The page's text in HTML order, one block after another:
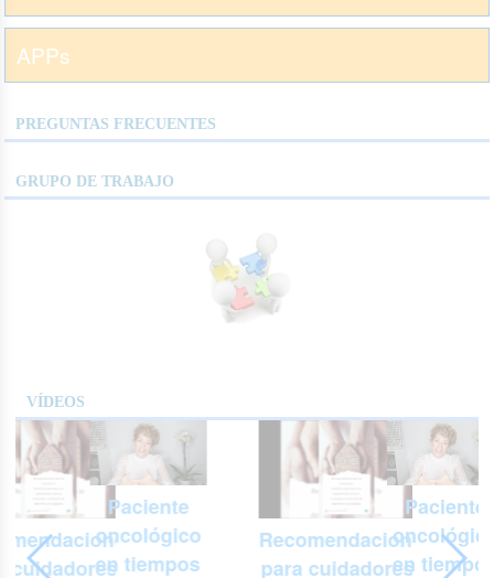
APPs
PREGUNTAS FRECUENTES
GRUPO DE TRABAJO
VÍDEOS
cuidadores y
Paciente
oncológico
en tiempos
Recomendaciones
para cuidadores y
Paciente
en